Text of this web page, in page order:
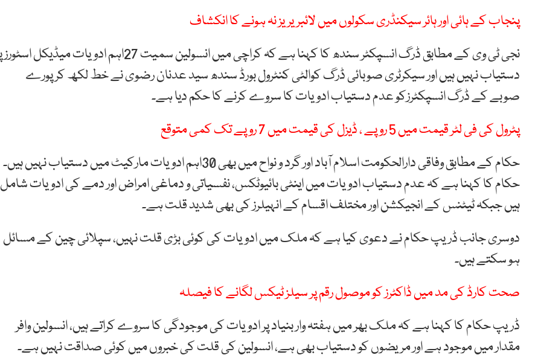
پنجاب کے ہائی اور ہائر سیکنڈری سکولوں میں لائبریریز نہ ہونے کا انکشاف
نجی ٹی وی کے مطابق ڈرگ انسپکٹر سندھ کا کہنا ہے کہ کراچی میں انسولین سمیت 27اہم ادویات میڈیکل
دستیاب نہیں ہیں اور سیکرٹری صوبائی ڈرگ کوالٹی کنٹرول بورڈ سندھ سید عدنان رضوی نے خط لکھ کر پورے
صوبے کے ڈرگ انسپکٹرزکو عدم دستیاب ادویات کا سروے کرنے کا حکم دیا ہے۔
پٹرول کی فی لٹر قیمت میں 5 روپے ، ڈیزل کی قیمت میں 7 روپے تک کمی متوقع
حکام کے مطابق وفاقی دارالحکومت اسلام آباد اور گرد و نواح میں بھی 30اہم ادویات مارکیٹ میں دستیاب نہیں ہیں۔
حکام کا کہنا ہے کہ عدم دستیاب ادویات میں اینٹی بائیوٹکس، نفسیاتی و دماغی امراض اور دمے کی ادویات شامل
ہیں جبکہ ٹیٹنس کے انجیکشن اور مختلف اقسام کے انہیلرز کی بھی شدید قلت ہے۔
دوسری جانب ڈریپ حکام نے دعوی کیا ہے کہ ملک میں ادویات کی کوئی بڑی قلت نہیں، سپلائی چین کے مسائل
ہو سکتے ہیں۔
صحت کارڈ کی مد میں ڈاکٹرز کو موصول رقم پر سیلز ٹیکس لگانے کا فیصلہ
ڈریپ حکام کا کہنا ہے کہ ملک بھر میں ہفتہ وار بنیاد پر ادویات کی موجودگی کا سروے کراتے ہیں، انسولین وافر
مقدار میں موجود ہے اور مریضوں کو دستیاب بھی ہے، انسولین کی قلت کی خبروں میں کوئی صداقت نہیں ہے۔